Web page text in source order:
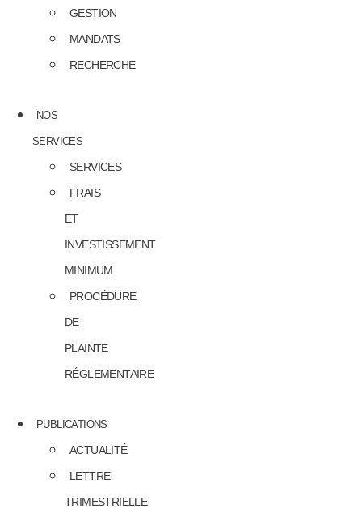
GESTION
MANDATS
RECHERCHE
NOS
SERVICES
SERVICES
FRAIS
ET
INVESTISSEMENT
MINIMUM
PROCÉDURE
DE
PLAINTE
RÉGLEMENTAIRE
PUBLICATIONS
ACTUALITÉ
LETTRE
TRIMESTRIELLE